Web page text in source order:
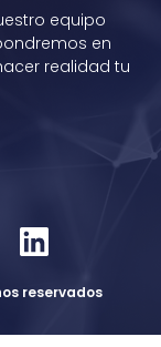
equipo
en
realidad tu
reservados